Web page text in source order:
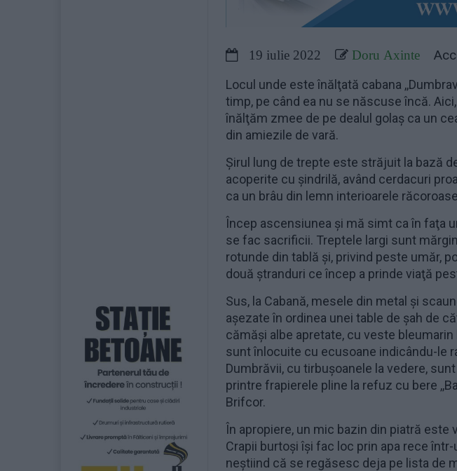
19 iulie 2022 Doru Axinte
Locul unde este înălţată cabana
timp, pe când ea nu se născuse încă.
înălţăm zmee de pe dealul golaş ca un
din amiezile de vară.
Şirul lung de trepte este străjuit la bază
acoperite cu şindrilă, având cerdacuri
ca un brâu din lemn interioarele
Încep ascensiunea şi mă simt ca în faţa
se fac sacrificii. Treptele largi sunt
rotunde din tablă şi, privind peste umăr,
două ştranduri ce încep a prinde viaţă
Sus, la Cabană, mesele din metal şi
aşezate în ordinea unei table de şah de
cămăşi albe apretate, cu veste
sunt înlocuite cu ecusoane indicându-le
Dumbrăvii, cu tirbuşoanele la vedere,
printre frapierele pline la refuz cu bere
Brifcor.
În apropiere, un mic bazin din piatră este
Crapii burtoşi îşi fac loc prin apa rece
neştiind că se regăsesc deja pe lista de